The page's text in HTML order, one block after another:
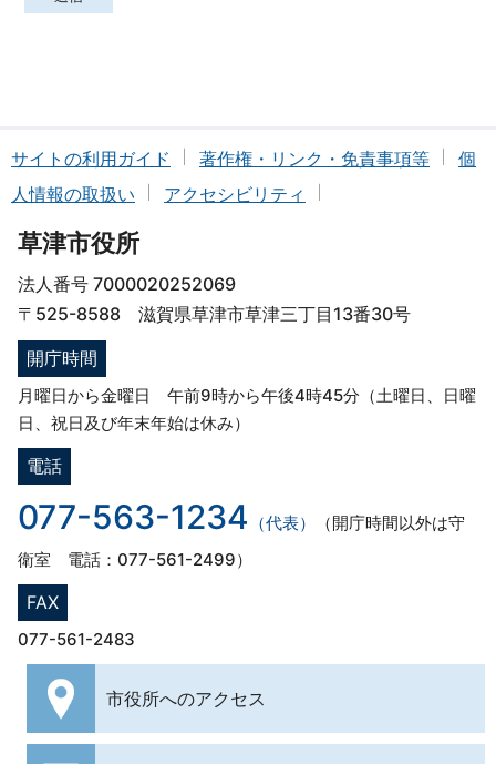
サイトの利用ガイド 著作権・リンク・免責事項等
個
人情報の取扱い
アクセシビリティ
草津市役所
法人番号 7000020252069
〒525-8588 滋賀県草津市草津三丁目13番30号
開庁時間
月曜日から金曜日 午前9時から午後4時45分（土曜日、日曜
日、祝日及び年末年始は休み）
電話
077-563-1234 （代表）
（開庁時間以外は守
衛室 電話：077-561-2499）
FAX
077-561-2483
市役所へのアクセス